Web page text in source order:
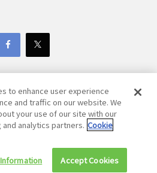
Group, Inc. All Rights Reserved.
人情報保護方針
免責事項
to enhance user experience
and traffic on our website. We
your use of our site with our
analytics partners. Cookie
Accept Cookies